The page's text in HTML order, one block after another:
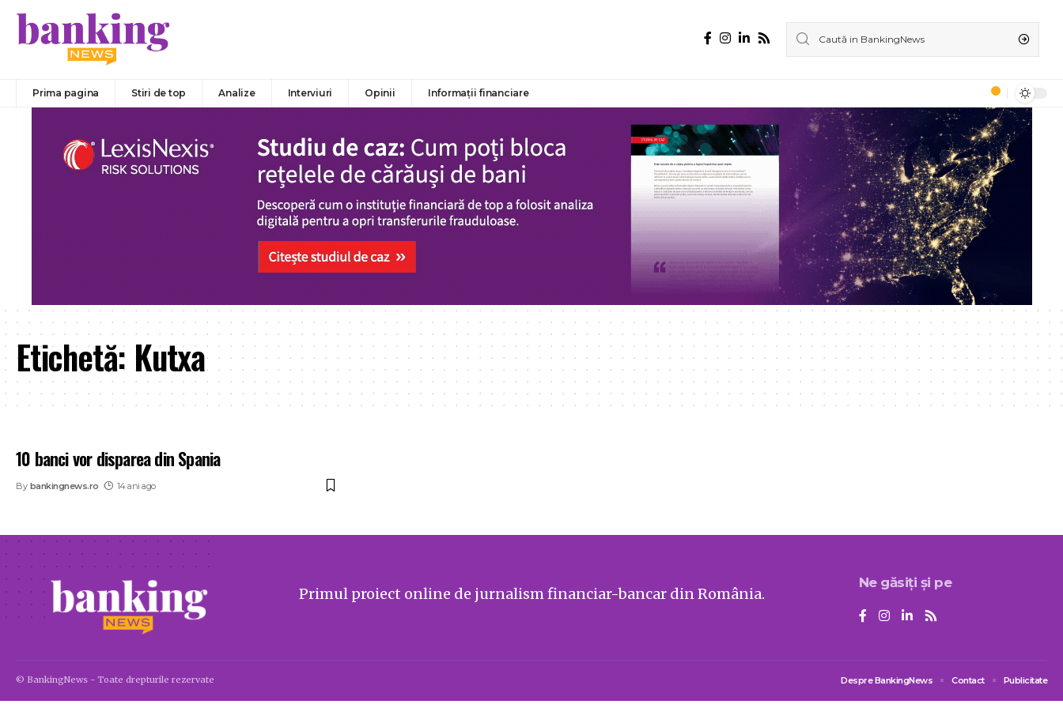
Prima pagina Stiri de top Analize Interviuri Opinii Informații financiare
Etichetă: Kutxa
10 banci vor disparea din Spania
By bankingnews.ro 14 ani ago
Primul proiect online de jurnalism financiar-bancar din România.
Ne găsiți și pe
© BankingNews - Toate drepturile rezervate Despre BankingNews Contact Publicitate